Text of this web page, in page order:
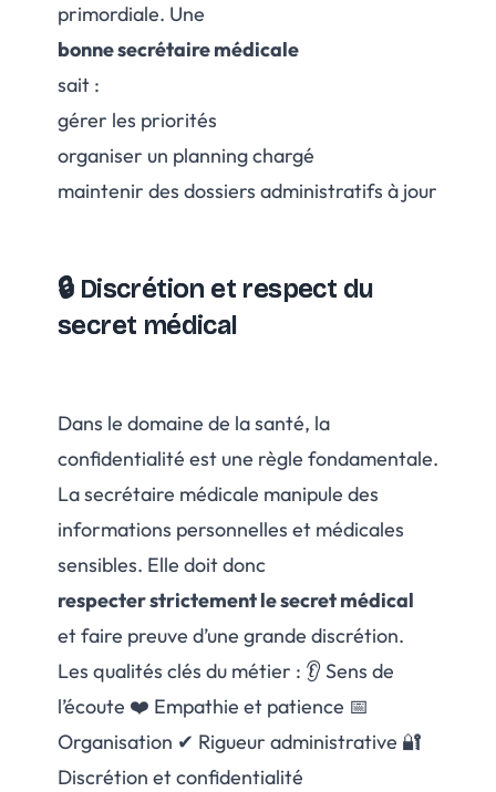
primordiale. Une
bonne secrétaire médicale
sait :
gérer les priorités
organiser un planning chargé
maintenir des dossiers administratifs à jour
🔒 Discrétion et respect du
secret médical
Dans le domaine de la santé, la
confidentialité est une règle fondamentale.
La secrétaire médicale manipule des
informations personnelles et médicales
sensibles. Elle doit donc
respecter strictement le secret médical
et faire preuve d’une grande discrétion.
Les qualités clés du métier : 👂 Sens de
l’écoute ❤️ Empathie et patience 📅
Organisation ✔ Rigueur administrative 🔐
Discrétion et confidentialité